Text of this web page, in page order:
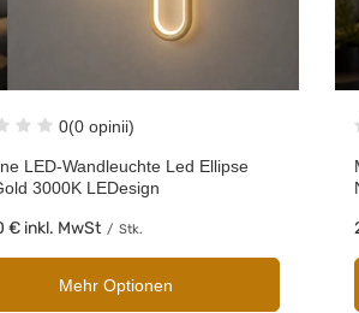
0(0 opinii)
LED-Wandleuchte Led Ellipse
3000K LEDesign
€ inkl. MwSt / Stk.
Mehr Optionen